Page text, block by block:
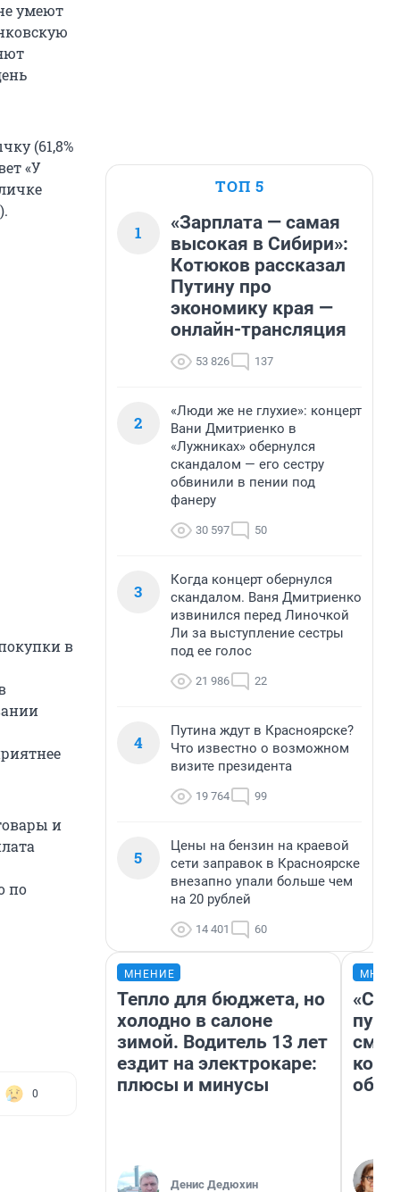
умеют
(61,8%
«У
в
и
по
0
ТОП 5
1
«Зарплата — самая
высокая в Сибири»:
Котюков рассказал
Путину про
экономику края —
онлайн-трансляция
53 826 137
2
«Люди же не глухие»: концерт
Вани Дмитриенко в
«Лужниках» обернулся
скандалом — его сестру
обвинили в пении под
фанеру
30 597 50
3
Когда концерт обернулся
скандалом. Ваня Дмитриенко
извинился перед Линочкой
Ли за выступление сестры
под ее голос
21 986 22
4
Путина ждут в Красноярске?
Что известно о возможном
визите президента
19 764 99
5
Цены на бензин на краевой
сети заправок в Красноярске
внезапно упали больше чем
на 20 рублей
14 401 60
МНЕНИЕ
Тепло для бюджета, но
холодно в салоне
зимой. Водитель 13 лет
ездит на электрокаре:
плюсы и минусы
Денис Дедюхин